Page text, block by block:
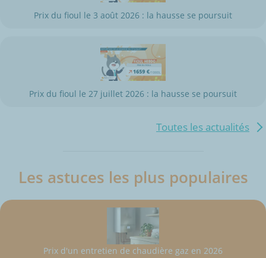
Prix du fioul le 3 août 2026 : la hausse se poursuit
Prix du fioul le 27 juillet 2026 : la hausse se poursuit
Toutes les actualités
Les astuces les plus populaires
Prix d'un entretien de chaudière gaz en 2026